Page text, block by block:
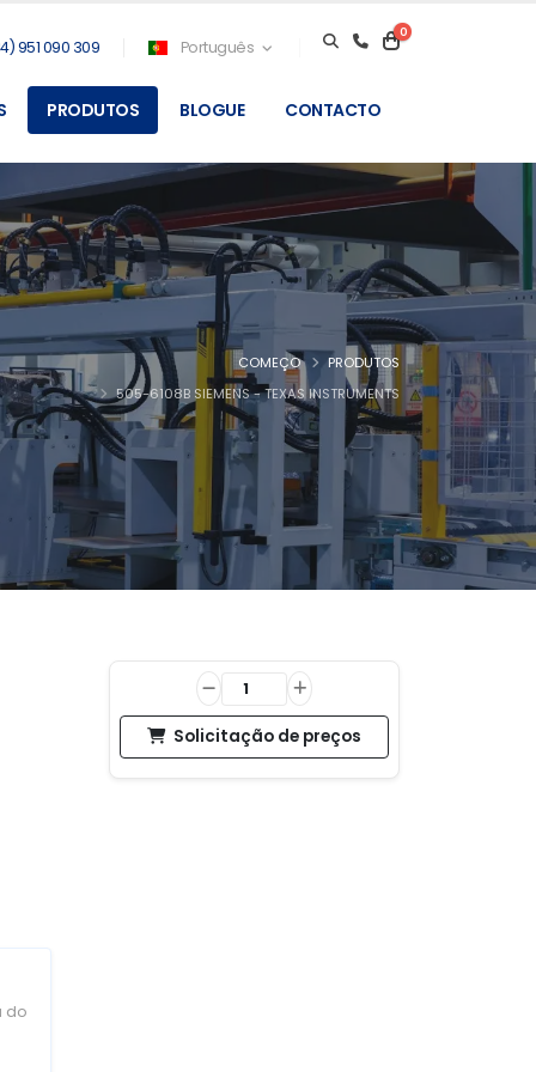
951 090 309 Português
0
PRODUTOS BLOGUE CONTACTO
COMEÇO
PRODUTOS
505-6108B SIEMENS - TEXAS INSTRUMENTS
do
Solicitação de preços